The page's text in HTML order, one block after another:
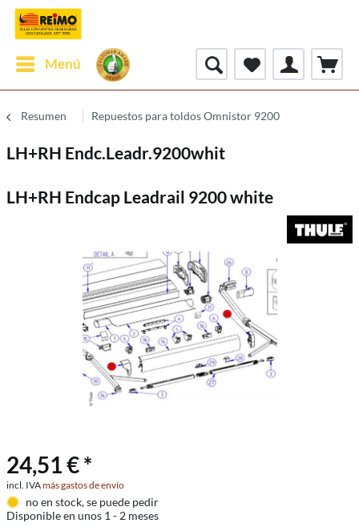
Menú
Resumen Repuestos para toldos Omnistor 9200
LH+RH Endc.Leadr.9200whit
LH+RH Endcap Leadrail 9200 white
24,51 € *
incl. IVAmás gastos de envío
no en stock, se puede pedir
Disponible en unos 1 - 2 meses